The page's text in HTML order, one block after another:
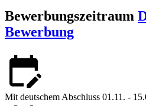
Bewerbungszeitraum
Bewerbung
Mit deutschem Abschluss 01.11. -